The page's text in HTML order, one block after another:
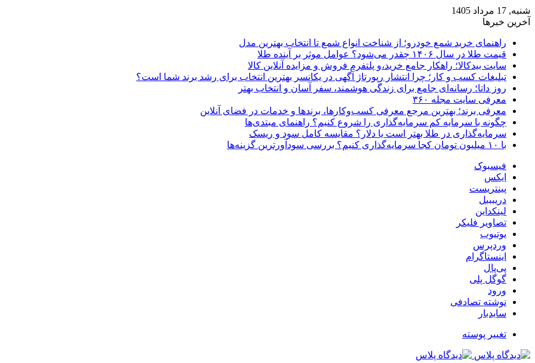
شنبه, 17 مرداد 1405
آخرین خبرها
راهنمای خرید شمع خودرو؛ از شناخت انواع شمع تا انتخاب بهترین مدل
قیمت طلا در سال ۱۴۰۶ چقدر می‌شود؟ عوامل موثر بر آینده طلا
سایت بیدکالا؛ راهکار جامع خرید،و پلتفرم فروش و مزایده آنلاین کالا
تبلیغات کسب و کار؛ چرا انتشار رپورتاژ آگهی در یکانسر بهترین انتخاب برای رشد برند شما است؟
روز داتا؛ رسانه‌ای جامع برای زندگی هوشمند، سفر آسان و انتخاب بهتر
معرفی سایت مجله ۳۶۰
معرفی برند؛ بهترین مرجع معرفی کسب‌وکارها، برندها و خدمات در فضای آنلاین
چگونه با سرمایه کم سرمایه‌گذاری را شروع کنیم؟ راهنمای مبتدی‌ها
سرمایه‌گذاری در طلا بهتر است یا دلار؟ مقایسه کامل سود و ریسک
با ۱۰ میلیون تومان کجا سرمایه‌گذاری کنیم؟ بررسی سودآورترین گزینه‌ها
فیسبوک
ایکس
پینتریست
دریبببل
لینکداین
تصاویر فلیکر
یوتیوب
وردپرس
اینستاگرام
پی‌پال
گوگل پلی
ورود
نوشته تصادفی
سایدبار
تغییر پوسته